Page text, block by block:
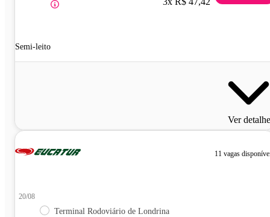
Semi-leito
Ver
11 vagas
20/08
Terminal Rodoviário de Londrina